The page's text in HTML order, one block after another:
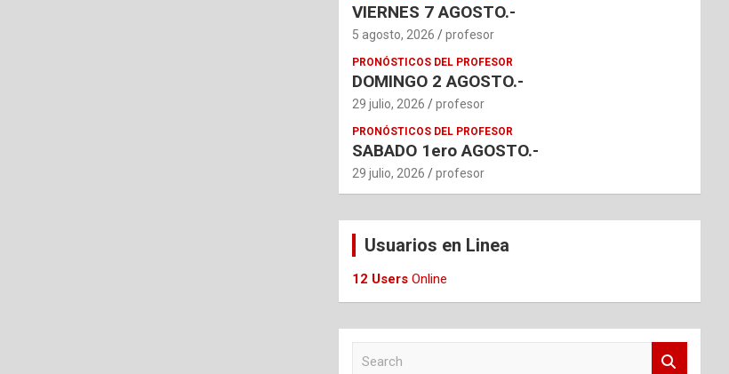
VIERNES 7 AGOSTO.-
5 agosto, 2026 profesor
PRONÓSTICOS DEL PROFESOR
DOMINGO 2 AGOSTO.-
29 julio, 2026 profesor
PRONÓSTICOS DEL PROFESOR
SABADO 1ero AGOSTO.-
29 julio, 2026 profesor
Usuarios en Linea
12 Users Online